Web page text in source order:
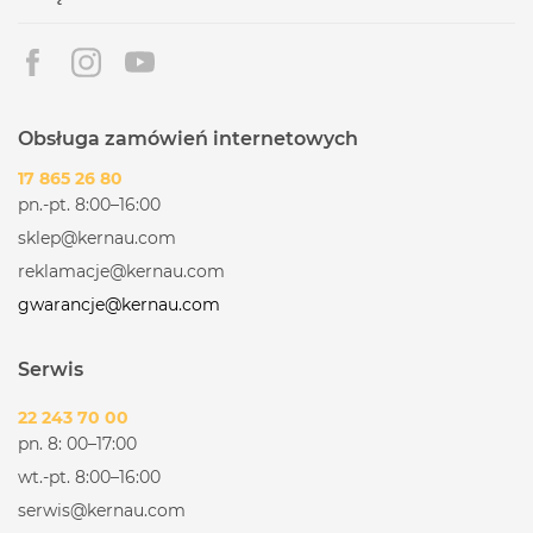
SPECYFIKACJA TECHNICZNA
SZKŁO CERAMICZNE: TAK
OZNACZENIA NA SZKLE W KOLORZE STALI
NIERDZEWNEJ: TAK
SZLIFOWANE KRAWĘDZIE TYPU C: TAK
FUNKCJONALNOŚĆ
TIMER: TAK
BOOSTER: TAK X4
FUNKCJA BRIDGE: TAK X2
FUNKCJA AUTO – POWER: TAK
FUNKCJA STOP&GO: TAK
Obsługa zamówień internetowych
17 865 26 80
pn.-pt. 8:00–16:00
sklep@kernau.com
reklamacje@kernau.com
gwarancje@kernau.com
Serwis
22 243 70 00
pn. 8: 00–17:00
wt.-pt. 8:00–16:00
serwis@kernau.com